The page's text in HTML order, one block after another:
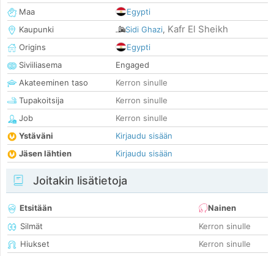
Maa
Egypti
Kaupunki
Sidi Ghazi, Kafr El Sheikh
Origins
Egypti
Siviiliasema
Engaged
Akateeminen taso
Kerron sinulle
Tupakoitsija
Kerron sinulle
Job
Kerron sinulle
Ystäväni
Kirjaudu sisään
Jäsen lähtien
Kirjaudu sisään
Joitakin lisätietoja
Etsitään
Nainen
Silmät
Kerron sinulle
Hiukset
Kerron sinulle